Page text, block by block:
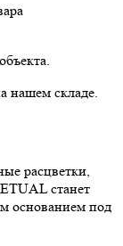
нашем складе.
расцветки,
станет
основанием под